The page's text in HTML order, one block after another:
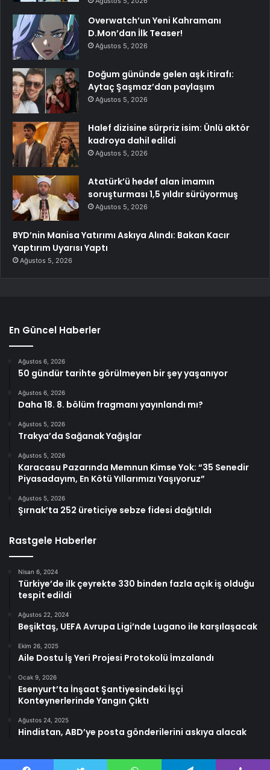
Overwatch’un Yeni Kahramanı
D.Mon’dan İlk Teaser!
Ağustos 5, 2026
Doğum gününde gelen aşk itirafı:
Aytaç Şaşmaz’dan paylaşım
Ağustos 5, 2026
Halef dizisine sürpriz isim: Ünlü aktör
kadroya dahil edildi
Ağustos 5, 2026
Atatürk’ü hedef alan imamın
soruşturması 1,5 yıldır sürüyormuş
Ağustos 5, 2026
BYD’nin Manisa Yatırımı Askıya Alındı: Bakan Kacır
Yaptırım Uyarısı Yaptı
Ağustos 5, 2026
En Güncel Haberler
Ağustos 6, 2026
50 gündür tarihte görülmeyen bir şey yaşanıyor
Ağustos 6, 2026
Daha 18. 8. bölüm fragmanı yayınlandı mı?
Ağustos 5, 2026
Trakya’da Sağanak Yağışlar
Ağustos 5, 2026
Karacasu Pazarında Memnun Kimse Yok: “35 Senedir
Piyasadayım, En Kötü Yıllarımızı Yaşıyoruz”
Ağustos 5, 2026
Şırnak’ta 252 üreticiye sebze fidesi dağıtıldı
Rastgele Haberler
Nisan 6, 2024
Türkiye’de ilk çeyrekte 330 binden fazla açık iş olduğu
tespit edildi
Ağustos 22, 2024
Beşiktaş, UEFA Avrupa Ligi’nde Lugano ile karşılaşacak
Ekim 26, 2025
Aile Dostu İş Yeri Projesi Protokolü İmzalandı
Ocak 9, 2026
Esenyurt’ta İnşaat Şantiyesindeki İşçi
Konteynerlerinde Yangın Çıktı
Ağustos 24, 2025
Hindistan, ABD’ye posta gönderilerini askıya alacak